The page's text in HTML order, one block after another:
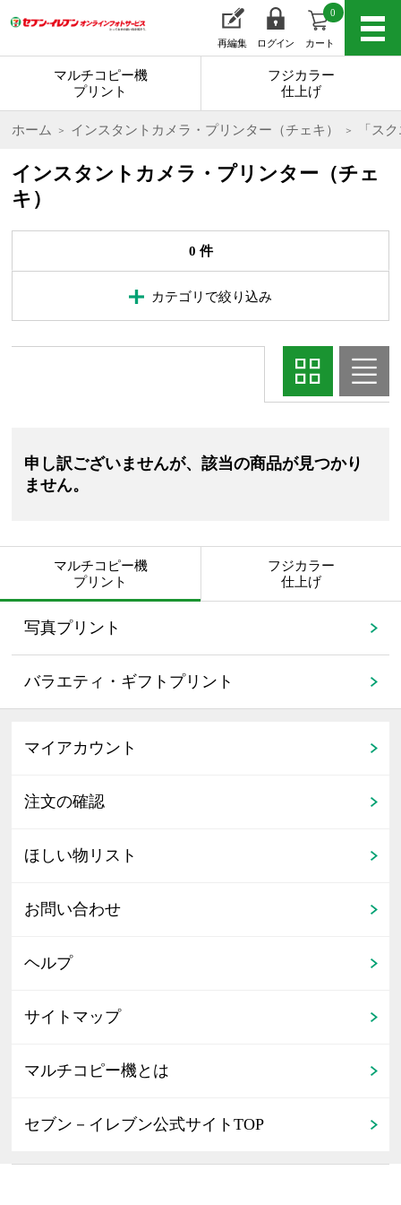
再編集 ログイン カート
0
マルチコピー機
プリント
フジカラー
仕上げ
ホーム インスタントカメラ・プリンター（チェキ） 「ス
インスタントカメラ・プリンター（チェ
キ）
0 件
カテゴリで絞り込み
申し訳ございませんが、該当の商品が見つかり
ません。
マルチコピー機
プリント
写真プリント
バラエティ・ギフトプリント
フジカラー
仕上げ
マイアカウント
注文の確認
ほしい物リスト
お問い合わせ
ヘルプ
サイトマップ
マルチコピー機とは
セブン－イレブン公式サイトTOP